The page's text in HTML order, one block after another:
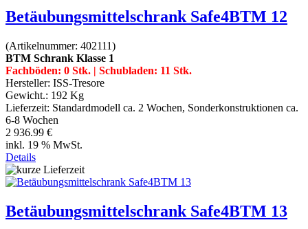
Betäubungsmittelschrank Safe4BTM 12
(Artikelnummer: 402111)
BTM Schrank Klasse 1
Fachböden: 0 Stk. | Schubladen: 11 Stk.
Hersteller: ISS-Tresore
Gewicht.: 192 Kg
Lieferzeit: Standardmodell ca. 2 Wochen, Sonderkonstruktionen ca.
6-8 Wochen
2 936.99 €
inkl. 19 % MwSt.
Details
Betäubungsmittelschrank Safe4BTM 13